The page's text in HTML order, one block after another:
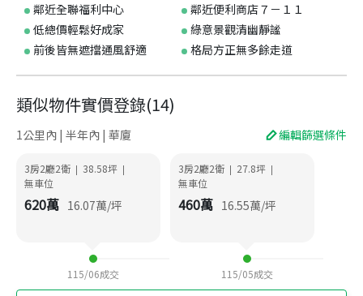
鄰近全聯福利中心
鄰近便利商店７－１１
低總價輕鬆好成家
綠意景觀清幽靜謐
前後皆無遮擋通風舒適
格局方正無多餘走道
類似物件實價登錄(14)
1公里內 | 半年內 | 華廈 編輯篩選條件
3房2廳2衛 | 38.58坪 |
無車位
620萬 16.07萬/坪
115/06成交
3房2廳2衛 | 27.8坪 |
無車位
460萬 16.55萬/坪
115/05成交